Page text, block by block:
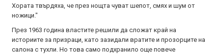
Хората твърдяха, че през нощта чуват шепот, смях и шум от
ножици."
През 1963 година властите решили да сложат край на
историите за призраци, като зазидали вратите и прозорците на
салона с тухли. Но това само подхранило още повече